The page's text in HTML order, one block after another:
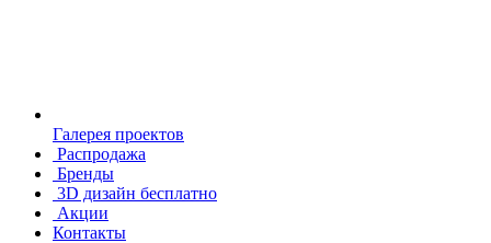
Галерея проектов
Распродажа
Бренды
3D дизайн бесплатно
Акции
Контакты